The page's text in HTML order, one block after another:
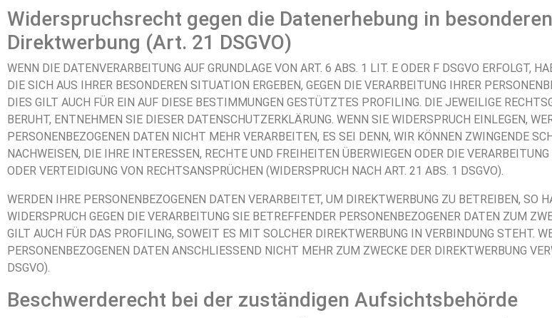
Widerspruchsrecht gegen die Datenerhebung in
Direktwerbung (Art. 21 DSGVO)
WENN DIE DATENVERARBEITUNG AUF GRUNDLAGE VON ART. 6 ABS. 1 LIT. E ODER F DSGVO ERFOLGT,
DIE SICH AUS IHRER BESONDEREN SITUATION ERGEBEN, GEGEN DIE VERARBEITUNG IHRER
DIES GILT AUCH FÜR EIN AUF DIESE BESTIMMUNGEN GESTÜTZTES PROFILING. DIE JEWEILIGE
BERUHT, ENTNEHMEN SIE DIESER DATENSCHUTZERKLÄRUNG. WENN SIE WIDERSPRUCH EINLEGEN,
PERSONENBEZOGENEN DATEN NICHT MEHR VERARBEITEN, ES SEI DENN, WIR KÖNNEN ZWINGENDE
NACHWEISEN, DIE IHRE INTERESSEN, RECHTE UND FREIHEITEN ÜBERWIEGEN ODER DIE
ODER VERTEIDIGUNG VON RECHTSANSPRÜCHEN (WIDERSPRUCH NACH ART. 21 ABS. 1 DSGVO).
WERDEN IHRE PERSONENBEZOGENEN DATEN VERARBEITET, UM DIREKTWERBUNG ZU BETREIBEN, SO
WIDERSPRUCH GEGEN DIE VERARBEITUNG SIE BETREFFENDER PERSONENBEZOGENER DATEN ZUM
GILT AUCH FÜR DAS PROFILING, SOWEIT ES MIT SOLCHER DIREKTWERBUNG IN VERBINDUNG STEHT.
PERSONENBEZOGENEN DATEN ANSCHLIESSEND NICHT MEHR ZUM ZWECKE DER DIREKTWERBUNG
DSGVO).
Beschwerderecht bei der zuständigen Aufsichtsbehörde